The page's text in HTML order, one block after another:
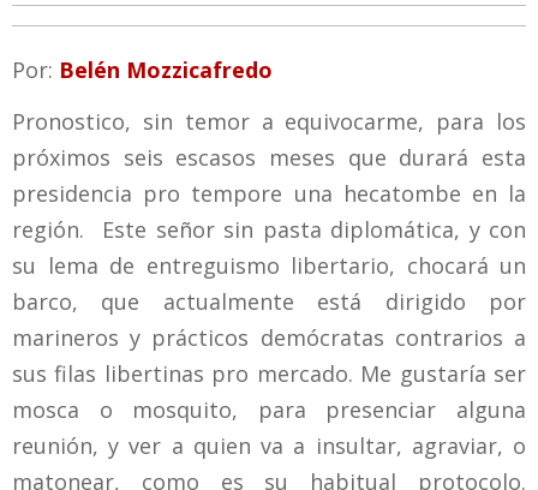
Por: Belén Mozzicafredo
Pronostico, sin temor a equivocarme, para los
próximos seis escasos meses que durará esta
presidencia pro tempore una hecatombe en la
región. Este señor sin pasta diplomática, y con
su lema de entreguismo libertario, chocará un
barco, que actualmente está dirigido por
marineros y prácticos demócratas contrarios a
sus filas libertinas pro mercado. Me gustaría ser
mosca o mosquito, para presenciar alguna
reunión, y ver a quien va a insultar, agraviar, o
matonear, como es su habitual protocolo.